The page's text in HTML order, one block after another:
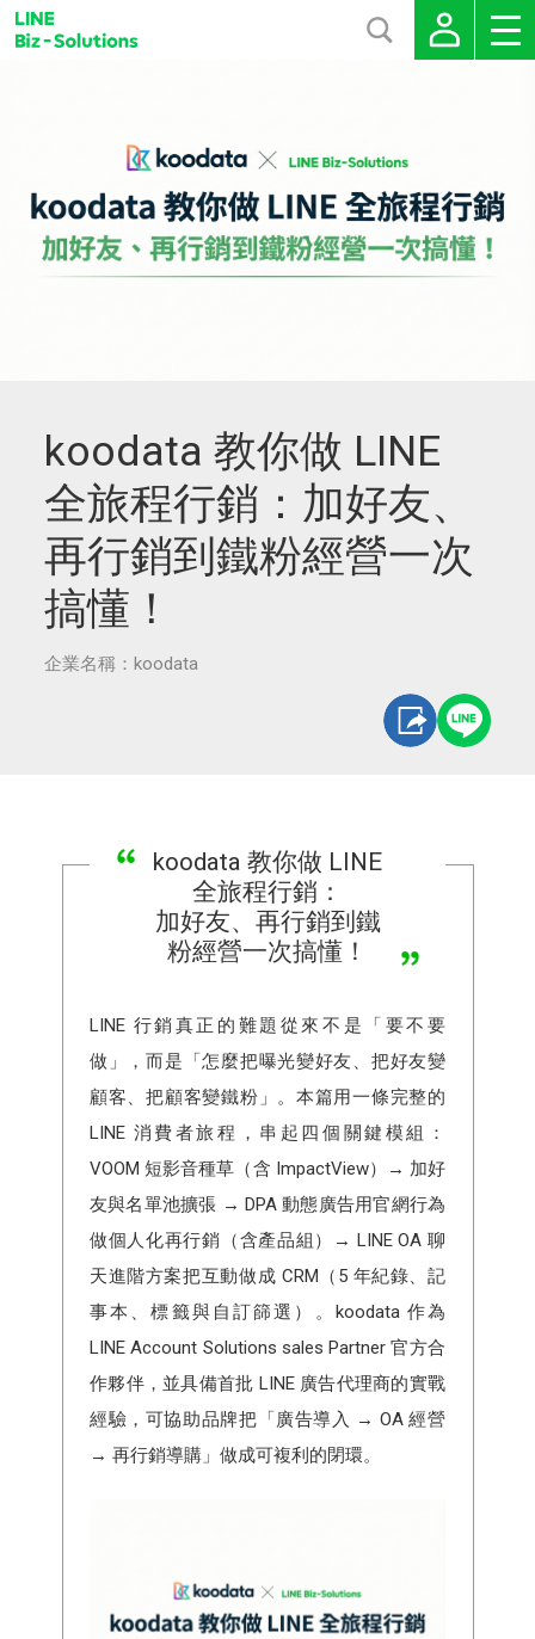
koodata 教你做 LINE
全旅程行銷：加好友、
再行銷到鐵粉經營一次
搞懂！
企業名稱：koodata
koodata 教你做 LINE
全旅程行銷：
加好友、再行銷到鐵
粉經營一次搞懂！
LINE 行銷真正的難題從來不是「要不要
做」，而是「怎麼把曝光變好友、把好友變
顧客、把顧客變鐵粉」。本篇用一條完整的
LINE 消費者旅程，串起四個關鍵模組：
VOOM 短影音種草（含 ImpactView）→ 加好
友與名單池擴張 → DPA 動態廣告用官網行為
做個人化再行銷（含產品組）→ LINE OA 聊
天進階方案把互動做成 CRM（5 年紀錄、記
事本、標籤與自訂篩選）。koodata 作為
LINE Account Solutions sales Partner 官方合
作夥伴，並具備首批 LINE 廣告代理商的實戰
經驗，可協助品牌把「廣告導入 → OA 經營
→ 再行銷導購」做成可複利的閉環。